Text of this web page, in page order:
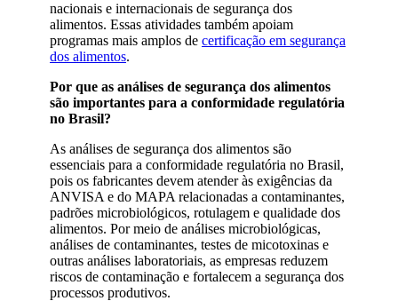
nacionais e internacionais de segurança dos
alimentos. Essas atividades também apoiam
programas mais amplos de certificação em segurança
dos alimentos.
Por que as análises de segurança dos alimentos
são importantes para a conformidade regulatória
no Brasil?
As análises de segurança dos alimentos são
essenciais para a conformidade regulatória no Brasil,
pois os fabricantes devem atender às exigências da
ANVISA e do MAPA relacionadas a contaminantes,
padrões microbiológicos, rotulagem e qualidade dos
alimentos. Por meio de análises microbiológicas,
análises de contaminantes, testes de micotoxinas e
outras análises laboratoriais, as empresas reduzem
riscos de contaminação e fortalecem a segurança dos
processos produtivos.